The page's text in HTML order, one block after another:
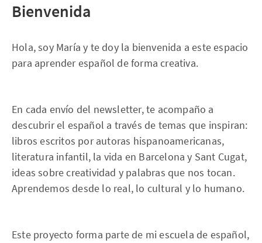
Bienvenida
Hola, soy María y te doy la bienvenida a este espacio
para aprender español de forma creativa.
En cada envío del newsletter, te acompaño a
descubrir el español a través de temas que inspiran:
libros escritos por autoras hispanoamericanas,
literatura infantil, la vida en Barcelona y Sant Cugat,
ideas sobre creatividad y palabras que nos tocan.
Aprendemos desde lo real, lo cultural y lo humano.
Este proyecto forma parte de mi escuela de español,